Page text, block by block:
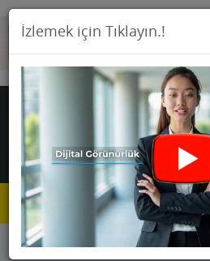
İzlemek için Tıklayın.!
Anasayfa Firmalar Okullar